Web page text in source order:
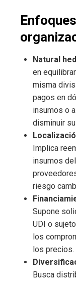
Natural
en
misma
pagos en
insumos o
disminuir
Implica
insumos
riesgo
Supone
UDI o
los
los precios.
Busca